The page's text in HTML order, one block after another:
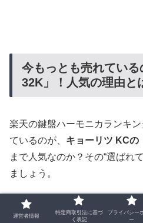
今もっとも売れてい
32K」！人気の理由と
楽天の鍵盤ハーモニカランキ
ているのが、 キョーリツ KCの
まで人気なのか？その“選ばれ
ましょう。
🎨 カラーが選べるって、
運営者情報
特定商取引法に基づ
く表記
プライバシー
ー